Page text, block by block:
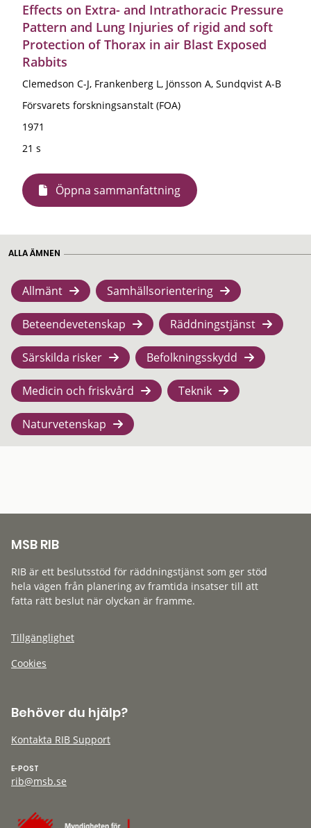
Effects on Extra- and Intrathoracic Pressure
Pattern and Lung Injuries of rigid and soft
Protection of Thorax in air Blast Exposed
Rabbits
Clemedson C-J, Frankenberg L, Jönsson A, Sundqvist A-B
Försvarets forskningsanstalt (FOA)
1971
21 s
Öppna sammanfattning
ALLA ÄMNEN
Allmänt Samhällsorientering
Beteendevetenskap Räddningstjänst
Särskilda risker Befolkningsskydd
Medicin och friskvård Teknik
Naturvetenskap
MSB RIB
RIB är ett beslutsstöd för räddningstjänst som ger stöd
hela vägen från planering av framtida insatser till att
fatta rätt beslut när olyckan är framme.
Tillgänglighet
Cookies
Behöver du hjälp?
Kontakta RIB Support
E-POST
rib@msb.se